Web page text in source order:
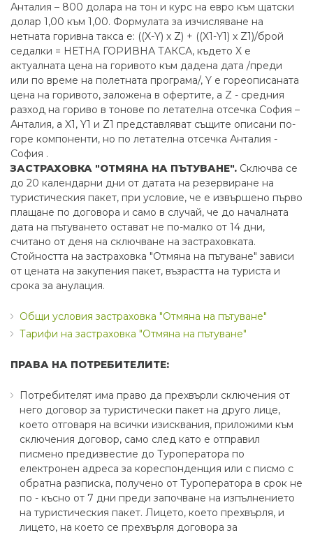
Анталия – 800 долара на тон и курс на евро към щатски
долар 1,00 към 1,00. Формулата за изчисляване на
нетната горивна такса е: ((X-Y) x Z) + ((X1-Y1) x Z1)/брой
седалки = НЕТНА ГОРИВНА ТАКСА, където X е
актуалната цена на горивото към дадена дата /преди
или по време на полетната програма/, Y е гореописаната
цена на горивото, заложена в офертите, а Z - средния
разход на гориво в тонове по летателна отсечка София –
Анталия, а X1, Y1 и Z1 представляват същите описани по-
горе компоненти, но по летателна отсечка Анталия -
София .
ЗАСТРАХОВКА "ОТМЯНА НА ПЪТУВАНЕ". Сключва се
до 20 календарни дни от датата на резервиране на
туристическия пакет, при условие, че е извършено първо
плащане по договора и само в случай, че до началната
дата на пътуването остават не по-малко от 14 дни,
считано от деня на сключване на застраховката.
Стойността на застраховка "Отмяна на пътуване" зависи
от цената на закупения пакет, възрастта на туриста и
срока за анулация.
Общи условия застраховка "Отмяна на пътуване"
Тарифи на застраховка "Отмяна на пътуване"
ПРАВА НА ПОТРЕБИТЕЛИТЕ:
Потребителят има право да прехвърли сключения от
него договор за туристически пакет на друго лице,
което отговаря на всички изисквания, приложими към
сключения договор, само след като е отправил
писмено предизвестие до Туроператора по
електронен адреса за кореспонденция или с писмо с
обратна разписка, получено от Туроператора в срок не
по - късно от 7 дни преди започване на изпълнението
на туристическия пакет. Лицето, което прехвърля, и
лицето, на което се прехвърля договора за